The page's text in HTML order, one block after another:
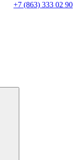
+7 (863) 333 02 90